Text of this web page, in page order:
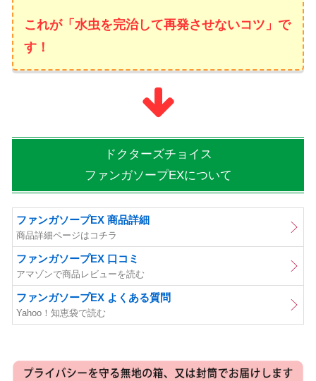
これが「水虫を完治して再発させないコツ」で
す！
ドクターズチョイス
ファンガソープEXについて
ファンガソープEX 商品詳細
商品詳細ページはコチラ
ファンガソープEX 口コミ
アマゾンで商品レビューを読む
ファンガソープEX よくある質問
Yahoo！知恵袋で読む